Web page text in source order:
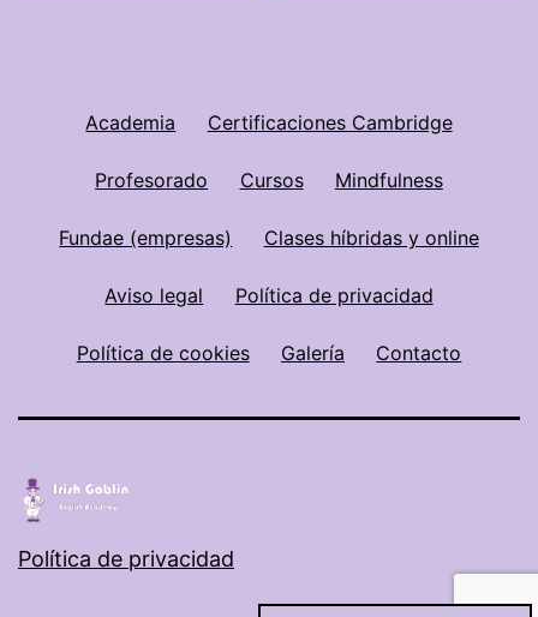
Academia Certificaciones Cambridge
Profesorado Cursos Mindfulness
Fundae (empresas) Clases híbridas y online
Aviso legal Política de privacidad
Política de cookies Galería Contacto
Política de privacidad